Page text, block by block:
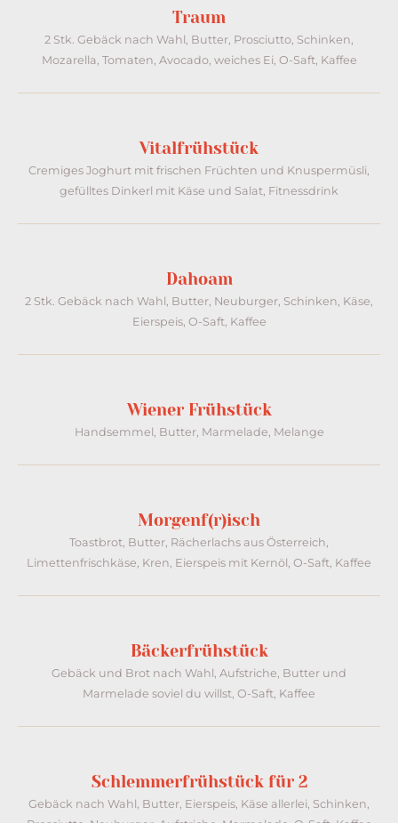
Traum
2 Stk. Gebäck nach Wahl, Butter, Prosciutto, Schinken,
Mozarella, Tomaten, Avocado, weiches Ei, O-Saft, Kaffee
Vitalfrühstück​
Cremiges Joghurt mit frischen Früchten und Knuspermüsli,
gefülltes Dinkerl mit Käse und Salat, Fitnessdrink​
Dahoam
2 Stk. Gebäck nach Wahl, Butter, Neuburger, Schinken, Käse,
Eierspeis, O-Saft, Kaffee
Wiener Frühstück​
Handsemmel, Butter, Marmelade, Melange​
Morgenf(r)isch
Toastbrot, Butter, Rächerlachs aus Österreich,
Limettenfrischkäse, Kren, Eierspeis mit Kernöl, O-Saft, Kaffee
Bäckerfrühstück​
Gebäck und Brot nach Wahl, Aufstriche, Butter und
Marmelade soviel du willst, O-Saft, Kaffee
Schlemmerfrühstück für 2
Gebäck nach Wahl, Butter, Eierspeis, Käse allerlei, Schinken,